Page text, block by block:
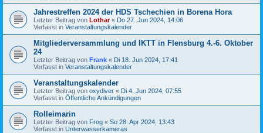
Jahrestreffen 2024 der HDS Tschechien in Borena Hora
Letzter Beitrag von Lothar« Do 27. Jun 2024, 14:06
Verfasst in Veranstaltungskalender
Mitgliederversammlung und IKTT in Flensburg 4.-6. Oktober
24
Letzter Beitrag von Frank « Di 18. Jun 2024, 17:41
Verfasst in Veranstaltungskalender
Veranstaltungskalender
Letzter Beitrag von oxydiver « Di 4. Jun 2024, 07:55
Verfasst in Öffentliche Ankündigungen
Rolleimarin
Letzter Beitrag von Frog « So 28. Apr 2024, 13:43
Verfasst in Unterwasserkameras